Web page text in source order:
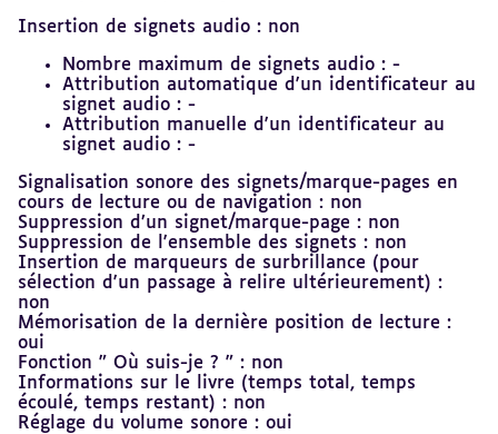
Insertion de signets audio : non
Nombre maximum de signets audio : -
Attribution automatique d'un identificateur au
signet audio : -
Attribution manuelle d'un identificateur au
signet audio : -
Signalisation sonore des signets/marque-pages en
cours de lecture ou de navigation : non
Suppression d’un signet/marque-page : non
Suppression de l'ensemble des signets : non
Insertion de marqueurs de surbrillance (pour
sélection d'un passage à relire ultérieurement) :
non
Mémorisation de la dernière position de lecture :
oui
Fonction " Où suis-je ? " : non
Informations sur le livre (temps total, temps
écoulé, temps restant) : non
Réglage du volume sonore : oui